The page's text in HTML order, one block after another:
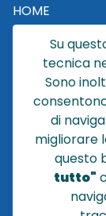
HOME
CATALOGO
CHI SIAMO
NEWS
CONTATTACI
CONDIZIONI
POLICY
NOTE LEGALI
Su
tecnica
Sono
di
migliorare
questo
tutto"